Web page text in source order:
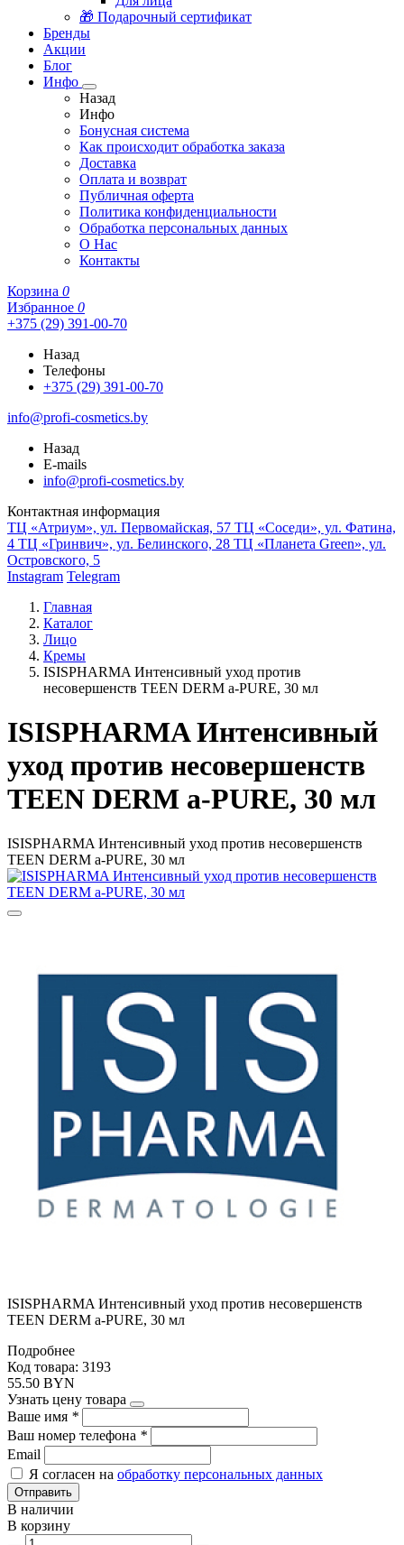
🎁 Подарочный сертификат
Бренды
Акции
Блог
Инфо
Назад
Инфо
Бонусная система
Как происходит обработка заказа
Доставка
Оплата и возврат
Публичная оферта
Политика конфиденциальности
Обработка персональных данных
О Нас
Контакты
Корзина 0
Избранное 0
+375 (29) 391-00-70
Назад
Телефоны
+375 (29) 391-00-70
info@profi-cosmetics.by
Назад
E-mails
info@profi-cosmetics.by
Контактная информация
ТЦ «Атриум», ул. Первомайская, 57 ТЦ «Соседи», ул. Фатина,
4 ТЦ «Гринвич», ул. Белинского, 28 ТЦ «Планета Green», ул.
Островского, 5
Instagram Telegram
Главная
Каталог
Лицо
Кремы
ISISPHARMA Интенсивный уход против
несовершенств TEEN DERM a-PURE, 30 мл
ISISPHARMA Интенсивный
уход против несовершенств
TEEN DERM a-PURE, 30 мл
ISISPHARMA Интенсивный уход против несовершенств
TEEN DERM a-PURE, 30 мл
ISISPHARMA Интенсивный уход против несовершенств
TEEN DERM a-PURE, 30 мл
Подробнее
Код товара: 3193
55.50 BYN
Узнать цену товара
Ваше имя *
Ваш номер телефона *
Email
Я согласен на обработку персональных данных
Отправить
В наличии
В корзину